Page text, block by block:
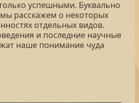
успешными. Буквально
расскажем о некоторых
отдельных видов.
и последние научные
наше понимание чуда